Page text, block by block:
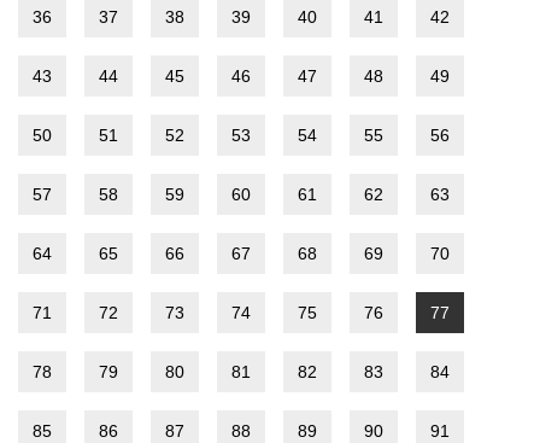
36 37 38 39 40 41 42
43 44 45 46 47 48 49
50 51 52 53 54 55 56
57 58 59 60 61 62 63
64 65 66 67 68 69 70
71 72 73 74 75 76 77
78 79 80 81 82 83 84
85 86 87 88 89 90 91